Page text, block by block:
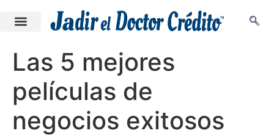
Las 5 mejores
películas de
negocios exitosos